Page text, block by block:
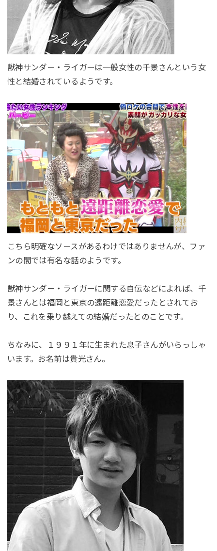
獣神サンダー・ライガーは一般女性の千景さんという女
性と結婚されているようです。
こちら明確なソースがあるわけではありませんが、ファ
ンの間では有名な話のようです。
獣神サンダー・ライガーに関する自伝などによれば、千
景さんとは福岡と東京の遠距離恋愛だったとされてお
り、これを乗り越えての結婚だったとのことです。
ちなみに、１９９１年に生まれた息子さんがいらっしゃ
います。お名前は貴光さん。